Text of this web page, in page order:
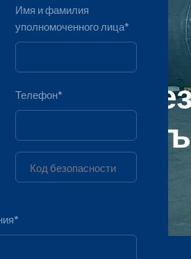
Имя и фамилия
уполномоченного лица*
Телефон*
СУГ